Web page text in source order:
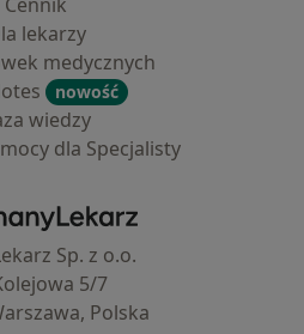
lekarzy
medycznych
nowość
wiedzy
dla Specjalisty
ZnanyLekarz - Strona główna
Sp. z o.o.
5/7
Polska